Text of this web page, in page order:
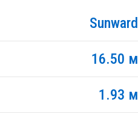
Sunward
16.50 м
1.93 м